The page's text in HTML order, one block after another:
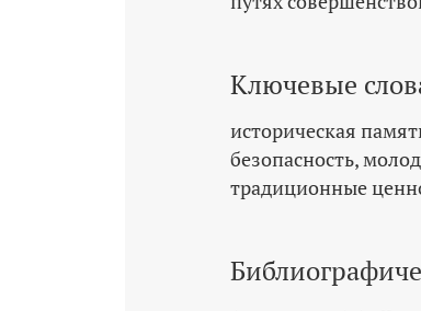
Ключевые
историческая
безопасность
традиционные